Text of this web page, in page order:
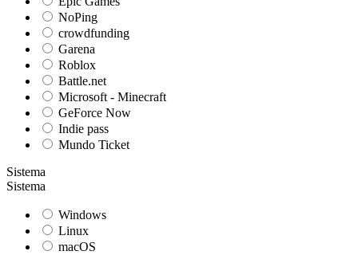
NoPing
crowdfunding
Garena
Roblox
Battle.net
Microsoft - Minecraft
GeForce Now
Indie pass
Mundo Ticket
Sistema
Sistema
Windows
Linux
macOS